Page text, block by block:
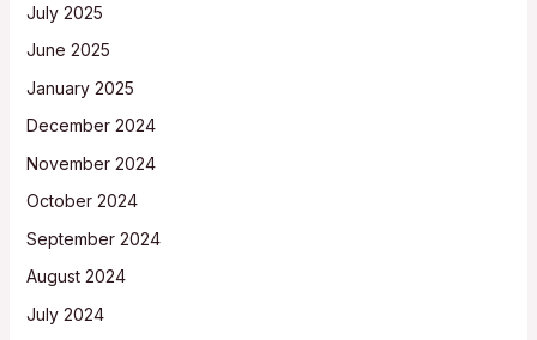
July 2025
June 2025
January 2025
December 2024
November 2024
October 2024
September 2024
August 2024
July 2024